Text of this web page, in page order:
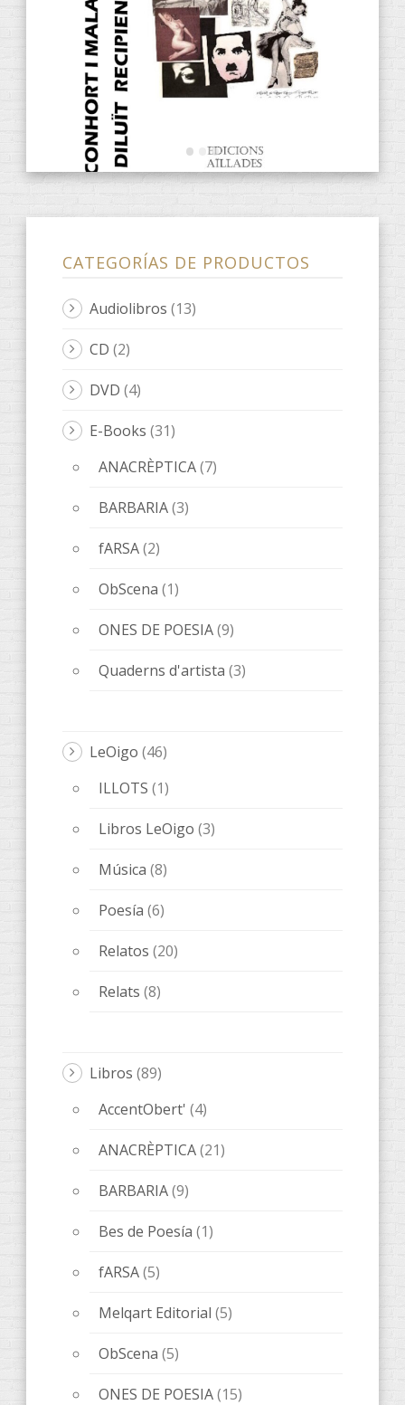
E-Books
(31)
ANACRÈPTICA(7)
BARBARIA(3)
fARSA
ObScena(1)
Quaderns d'artista (3)
LeOigo
ILLOTS
Libros LeOigo
Música (8)
Poesía(6)
Relatos(20)
Relats(8)
Libros(89)
ANACRÈPTICA
BARBARIA
Bes de Poesía (1)
fARSA(5)
Melqart Editorial
ObScena (5)
ONES DE POESIA
QUADERNS D'ARTISTA
Novedades editoriales
Sin categorizar
Tickets(1)